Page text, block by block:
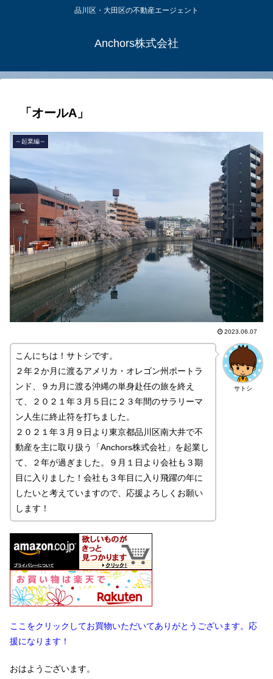
品川区・大田区の不動産エージェント
Anchors株式会社
「オールA」
～起業編～
2023.06.07
サトシ
こんにちは！サトシです。
２年２か月に渡るアメリカ・オレゴン州ポートラ
ンド、９カ月に渡る沖縄の単身赴任の旅を終え
て、２０２１年３月５日に２３年間のサラリーマ
ン人生に終止符を打ちました。
２０２１年３月９日より東京都品川区南大井で不
動産を主に取り扱う「Anchors株式会社」を起業し
て、２年が過ぎました。９月１日より会社も３期
目に入りました！会社も３年目に入り飛躍の年に
したいと考えていますので、応援よろしくお願い
します！
ここをクリックしてお買物いただいてありがとうございます。応
援になります！
おはようございます。